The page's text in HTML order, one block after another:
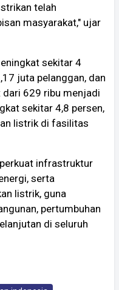
telah
masyarakat," ujar
sekitar 4
juta pelanggan, dan
629 ribu menjadi
sekitar 4,8 persen,
listrik di fasilitas
infrastruktur
serta
listrik, guna
pertumbuhan
di seluruh